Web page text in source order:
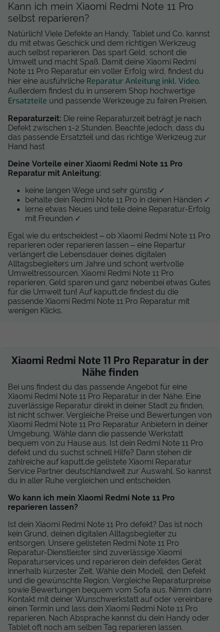
Kann ich mein Xiaomi Redmi Note 11 Pro
selbst reparieren?
Natürlich! Viele Defekte an Handy, Tablet und Co. kannst
du mit etwas Geschick und dem richtigen Werkzeug
auch selbst reparieren. Das spart Geld, schont die
Umwelt und macht Spaß. Damit deine Xiaomi Redmi
Note 11 Pro Reparatur ein voller Erfolg wird, findest du
hier eine ausführliche Reparatur Anleitung inkl. Video.
Außerdem findest du in unserem Shop hochwertige
Ersatzteile und passende Werkzeuge zu fairen Preisen.
Reparaturzeit: Die reine Reparaturzeit beträgt je nach
Defekt zwischen 1-2 Stunden. Beachte jedoch, dass du
das passende Ersatzteil und das richtige Werkzeug zur
Hand hast
Deine Vorteile einer Xiaomi Redmi Note 11 Pro
Reparatur mit Anleitung:
keine langen Wege und sehr günstig ✓
behalte dein Redmi Note 11 Pro in deinen Händen ✓
lerne etwas Neues und teile deine Reparatur-Erfolg
mit Freunden ✓
Egal wie du entscheidest – ob Xiaomi Redmi Note 11 Pro
reparieren oder reparieren lassen – eine Repartur
verlängert die Lebensdauer deines digitalen
Alltagsbegleiters um Jahre und schont wertvolle
Umweltressourcen. Xiaomi Redmi Note 11 Pro
reparieren, Geld sparen und ganz nebenbei etwas Gutes
für die Umwelt tun! Auf kaputt.de findest du die
passende Xiaomi Redmi Note 11 Pro Reparatur mit
wenigen Klicks.
Xiaomi Redmi Note 11 Pro Reparatur in der
Nähe finden
Bei uns findest du das passende Angebot für eine
Xiaomi Redmi Note 11 Pro Reparatur in der Nähe. Eine
zuverlässige Reparatur direkt in deiner Stadt zu finden,
ist nicht schwer. Vergleiche Preise und Bewertungen von
Xiaomi Redmi Note 11 Pro Reparatur Anbietern in deiner
Umgebung. Wähle dann die passende Werkstatt
bequem von zu Hause aus. Ist dein Redmi Note 11 Pro
defekt und du suchst schnell Hilfe? Dann stehen dir
zahlreiche auf kaputt.de gelistete Xiaomi Reparatur
Service Partner deutschlandweit zur Auswahl. So kannst
du in aller Ruhe vergleichen und entscheiden.
Wo kann ich mein Xiaomi Redmi Note 11 Pro
reparieren lassen?
Ist dein Xiaomi Redmi Note 11 Pro defekt? Das ist noch
kein Grund, deinen digitalen Alltagsbegleiter zu
entsorgen. Unsere gelisteten Redmi Note 11 Pro
Reparatur-Dienstleister sind zuverlässige Xiaomi
Reparaturservices und reparieren dein defektes Gerät
innerhalb kürzester Zeit. Wähle dein Modell, den Defekt
und die gewünschte Region. Vergleiche Reparaturpreise
sowie Bewertungen bequem vom Sofa aus. Nimm dann
Kontakt mit deiner Wunschwerkstatt auf oder vereinbare
einen Termin und lass dein Xiaomi Redmi Note 11 Pro
reparieren. Nach Absprache kannst du dein Handy oder
Tablet oft noch am selben Tag reparieren lassen.